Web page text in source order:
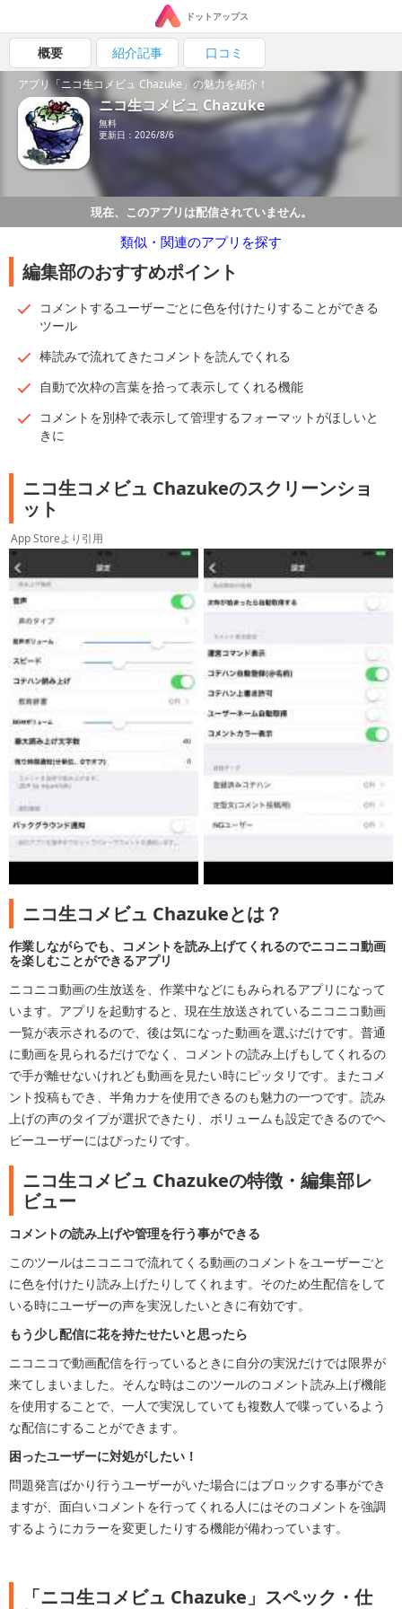
ドットアップス
概要 紹介記事 口コミ
アプリ「ニコ生コメビュ Chazuke」の魅力を紹介！
ニコ生コメビュ Chazuke
無料
更新日：2026/8/6
現在、このアプリは配信されていません。
類似・関連のアプリを探す
編集部のおすすめポイント
コメントするユーザーごとに色を付けたりすることができる
ツール
棒読みで流れてきたコメントを読んでくれる
自動で次枠の言葉を拾って表示してくれる機能
コメントを別枠で表示して管理するフォーマットがほしいと
きに
ニコ生コメビュ Chazukeのスクリーンショ
ット
App Storeより引用
ニコ生コメビュ Chazukeとは？
作業しながらでも、コメントを読み上げてくれるのでニコニコ動画
を楽しむことができるアプリ
ニコニコ動画の生放送を、作業中などにもみられるアプリになって
います。アプリを起動すると、現在生放送されているニコニコ動画
一覧が表示されるので、後は気になった動画を選ぶだけです。普通
に動画を見られるだけでなく、コメントの読み上げもしてくれるの
で手が離せないけれども動画を見たい時にピッタリです。またコメ
ント投稿もでき、半角カナを使用できるのも魅力の一つです。読み
上げの声のタイプが選択できたり、ボリュームも設定できるのでヘ
ビーユーザーにはぴったりです。
ニコ生コメビュ Chazukeの特徴・編集部レ
ビュー
コメントの読み上げや管理を行う事ができる
このツールはニコニコで流れてくる動画のコメントをユーザーごと
に色を付けたり読み上げたりしてくれます。そのため生配信をして
いる時にユーザーの声を実況したいときに有効です。
もう少し配信に花を持たせたいと思ったら
ニコニコで動画配信を行っているときに自分の実況だけでは限界が
来てしまいました。そんな時はこのツールのコメント読み上げ機能
を使用することで、一人で実況していても複数人で喋っているよう
な配信にすることができます。
困ったユーザーに対処がしたい！
問題発言ばかり行うユーザーがいた場合にはブロックする事ができ
ますが、面白いコメントを行ってくれる人にはそのコメントを強調
するようにカラーを変更したりする機能が備わっています。
「ニコ生コメビュ Chazuke」スペック・仕